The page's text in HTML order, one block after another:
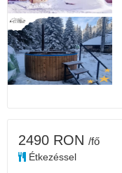
2490 RON /fő
Étkezéssel